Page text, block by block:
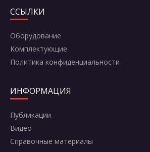
ССЫЛКИ
Оборудование
Комплектующие
Политика конфиденциальности
ИНФОРМАЦИЯ
Публикации
Видео
Справочные материалы